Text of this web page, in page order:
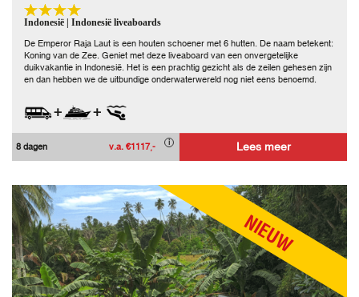
Indonesië | Indonesië liveaboards
De Emperor Raja Laut is een houten schoener met 6 hutten. De naam betekent:
Koning van de Zee. Geniet met deze liveaboard van een onvergetelijke
duikvakantie in Indonesië. Het is een prachtig gezicht als de zeilen gehesen zijn
en dan hebben we de uitbundige onderwaterwereld nog niet eens benoemd.
+ +
8 dagen v.a. €1117,- Lees meer
NIEUW